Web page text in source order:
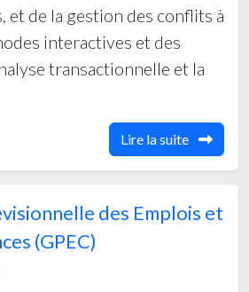
DE RESOLUTION DES
DES EMPLOIS ET
REMUNERATION
DE VENTES ET
UN PLAN DE
EN INTERNE ET EXTERNE
et de la gestion des conflits à
interactives et des
transactionnelle et la
Lire la suite
des Emplois et
(GPEC)